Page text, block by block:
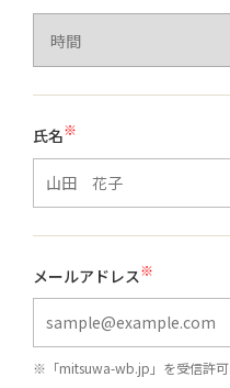
氏名※
メールアドレス※
※「mitsuwa-wb.jp」を受信許可